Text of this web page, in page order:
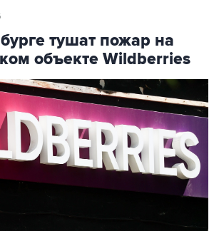
тушат пожар на
объекте Wildberries